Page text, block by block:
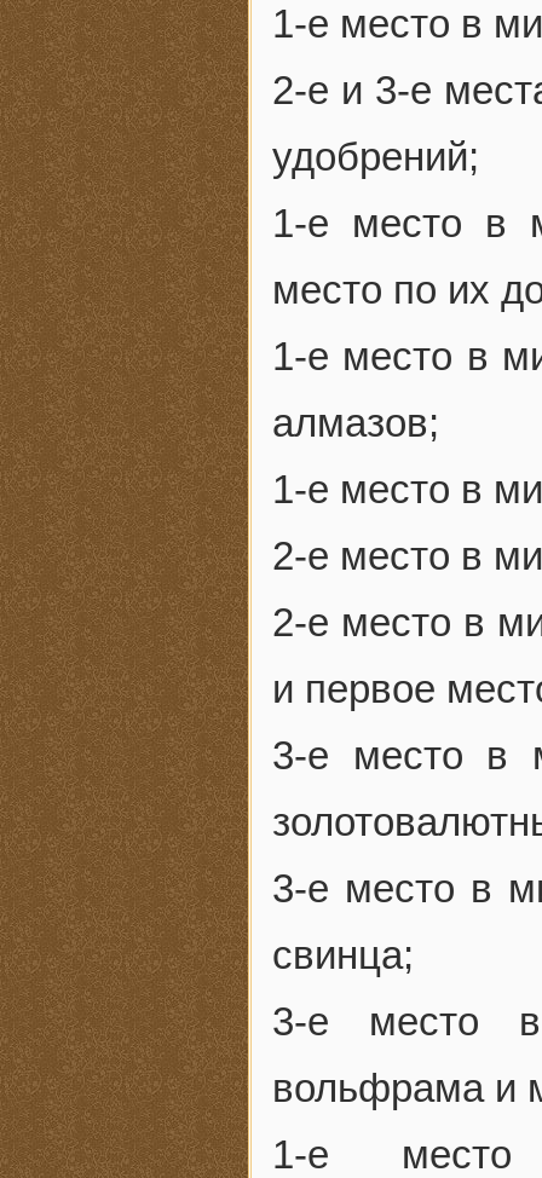
1-е место в
2-е и 3-е
удобрений;
1-е место в
место по их
1-е место в
алмазов;
1-е место в
2-е место в
2-е место в
и первое
3-е место в
3-е место в
свинца;
3-е место
вольфрама и
1-е